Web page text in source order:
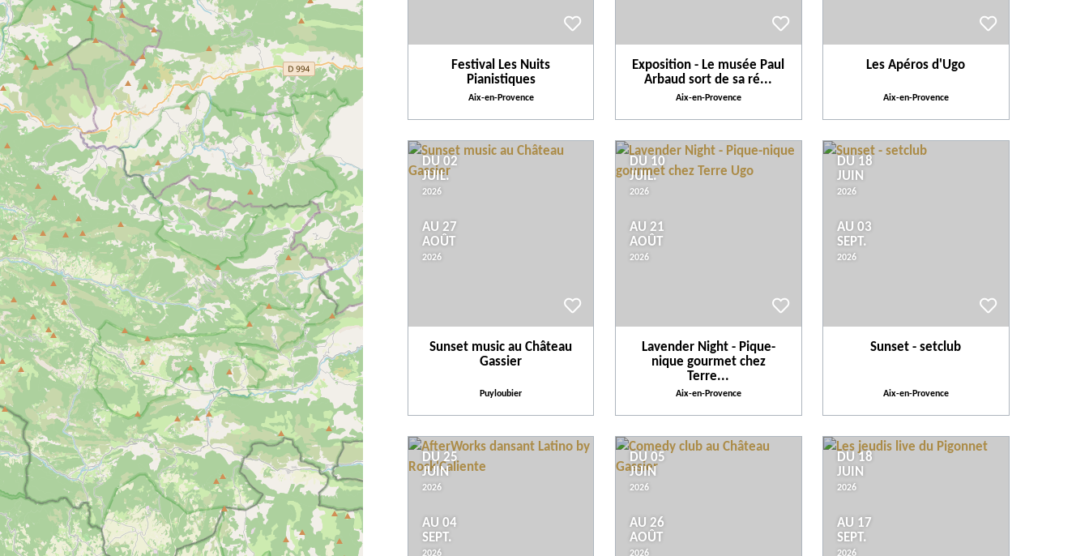
Festival Les Nuits
Pianistiques
Aix-en-Provence
Exposition - Le musée Paul
Arbaud sort de sa ré...
Aix-en-Provence
Les Apéros d'Ugo
Aix-en-Provence
DU 02
JUIL.
2026
AU 27
AOÛT
2026
Sunset music au Château
Gassier
Puyloubier
DU 10
JUIL.
2026
AU 21
AOÛT
2026
Lavender Night - Pique-
nique gourmet chez
Terre...
Aix-en-Provence
DU 18
JUIN
2026
AU 03
SEPT.
2026
Sunset - setclub
Aix-en-Provence
DU 25
JUIN
2026
AU 04
SEPT.
2026
DU 05
JUIN
2026
AU 26
AOÛT
2026
DU 18
JUIN
2026
AU 17
SEPT.
2026